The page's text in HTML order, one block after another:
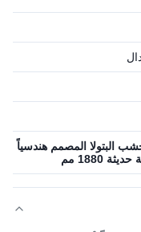
1880 مم